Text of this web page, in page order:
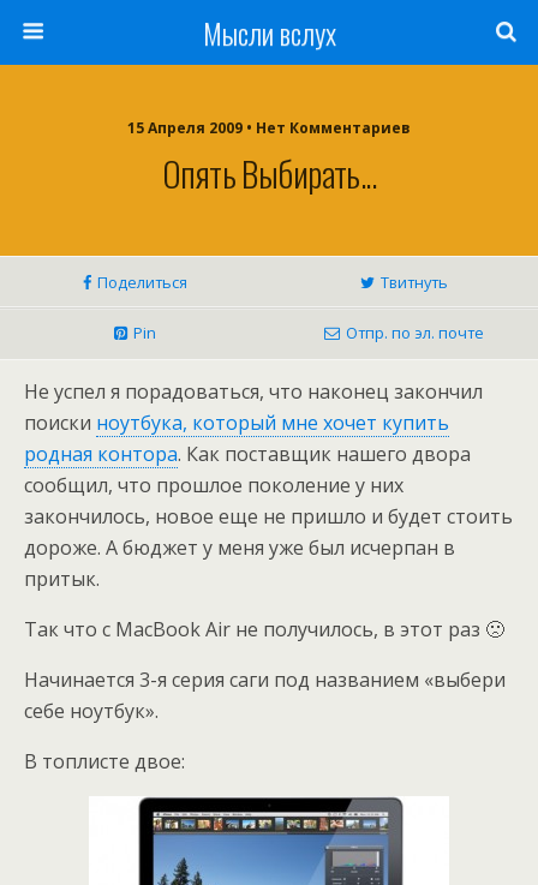
Мысли вслух
15 Апреля 2009 • Нет Комментариев
Опять Выбирать...
Поделиться Твитнуть
Pin Отпр. по эл. почте
Не успел я порадоваться, что наконец закончил
поиски ноутбука, который мне хочет купить
родная контора. Как поставщик нашего двора
сообщил, что прошлое поколение у них
закончилось, новое еще не пришло и будет стоить
дороже. А бюджет у меня уже был исчерпан в
притык.
Так что с MacBook Air не получилось, в этот раз 🙁
Начинается 3-я серия саги под названием «выбери
себе ноутбук».
В топлисте двое: